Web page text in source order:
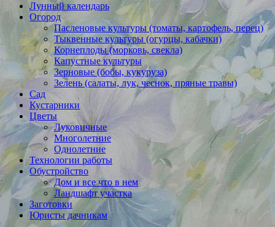
Лунный календарь
Огород
Пасленовые культуры (томаты, картофель, перец)
Тыквенные культуры (огурцы, кабачки)
Корнеплоды (морковь, свекла)
Капустные культуры
Зерновые (бобы, кукуруза)
Зелень (салаты, лук, чеснок, пряные травы)
Сад
Кустарники
Цветы
Луковичные
Многолетние
Однолетние
Технологии работы
Обустройство
Дом и все что в нем
Ландшафт участка
Заготовки
Юристы дачникам